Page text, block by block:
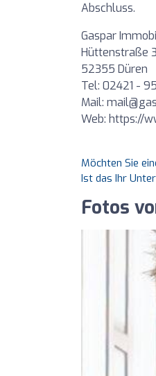
Abschluss.
Gaspar
Hüttenstraße
52355 Düren
Tel: 02421 -
Mail:
Web: https://
Möchten Sie
Ist das Ihr
Fotos